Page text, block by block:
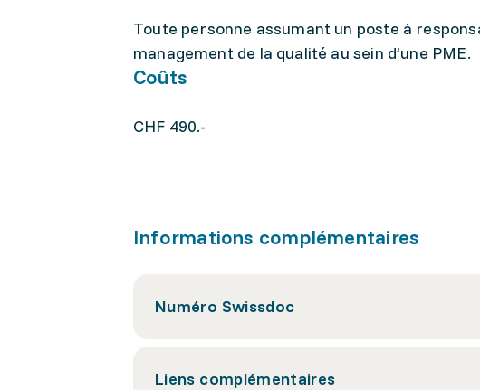
Toute personne assumant un poste à
management de la qualité au sein d’une PME.
Coûts
CHF 490.-
Informations complémentaires
Numéro Swissdoc
Liens complémentaires